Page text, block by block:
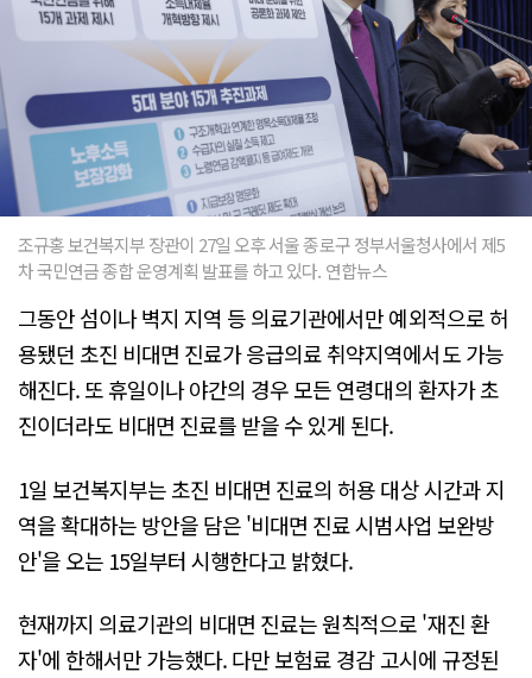
조규홍 보건복지부 장관이 27일 오후 서울 종로구 정부서울청사에서 제5
차 국민연금 종합 운영계획 발표를 하고 있다. 연합뉴스
그동안 섬이나 벽지 지역 등 의료기관에서만 예외적으로 허
용됐던 초진 비대면 진료가 응급의료 취약지역에서도 가능
해진다. 또 휴일이나 야간의 경우 모든 연령대의 환자가 초
진이더라도 비대면 진료를 받을 수 있게 된다.
1일 보건복지부는 초진 비대면 진료의 허용 대상 시간과 지
역을 확대하는 방안을 담은 '비대면 진료 시범사업 보완방
안'을 오는 15일부터 시행한다고 밝혔다.
현재까지 의료기관의 비대면 진료는 원칙적으로 '재진 환
자'에 한해서만 가능했다. 다만 보험료 경감 고시에 규정된